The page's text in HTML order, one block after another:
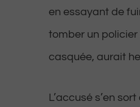
en essayant de
tomber un
casquée, aurait
L’accusé s’en